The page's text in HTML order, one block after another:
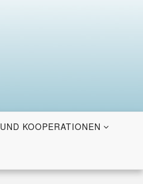
KOOPERATIONEN